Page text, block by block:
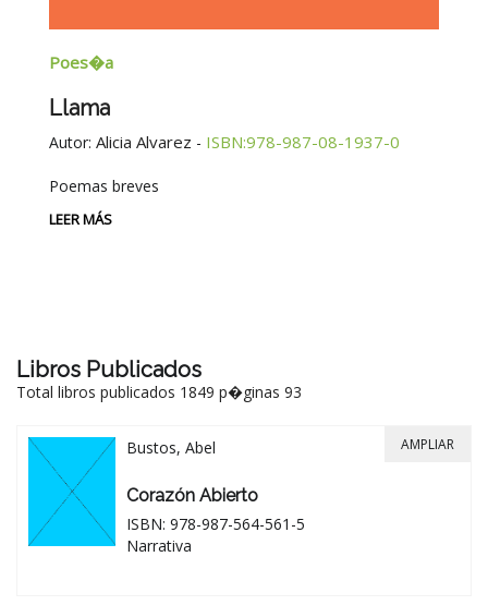
Poes�a
Llama
Autor: Alicia Alvarez - ISBN:978-987-08-1937-0
Poemas breves
LEER MÁS
Libros Publicados
Total libros publicados 1849 p�ginas 93
Bustos, Abel
Corazón Abierto
ISBN: 978-987-564-561-5
Narrativa
AMPLIAR